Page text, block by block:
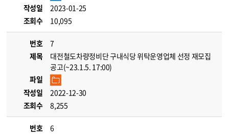
작성일
2023-01-25
조회수
10,095
번호
7
제목
대전철도차량정비단 구내식당 위탁운영업체 선정 재모집
공고(~23.1.5. 17:00)
파일
작성일
2022-12-30
조회수
8,255
번호
6